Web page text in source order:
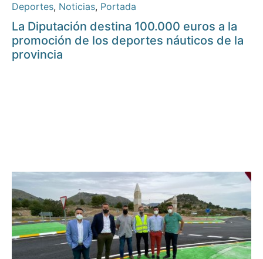
Deportes, Noticias, Portada
La Diputación destina 100.000 euros a la
promoción de los deportes náuticos de la
provincia